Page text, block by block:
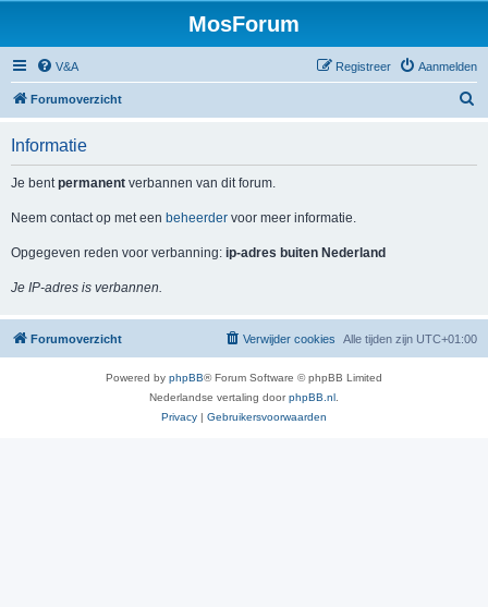
MosForum
V&A Aanmelden
Registreer
Forumoverzicht
Informatie
Je bentpermanent verbannen van dit forum.
Neem contact op met een beheerder voor meer informatie.
Opgegeven reden voor verbanning: ip-adres buiten Nederland
Je IP-adres is verbannen.
Forumoverzicht Alle tijden zijn UTC+01:00
Verwijder cookies
Powered by phpBB® Forum Software © phpBB Limited
Nederlandse vertaling doorphpBB.nl
Privacy | Gebruikersvoorwaarden